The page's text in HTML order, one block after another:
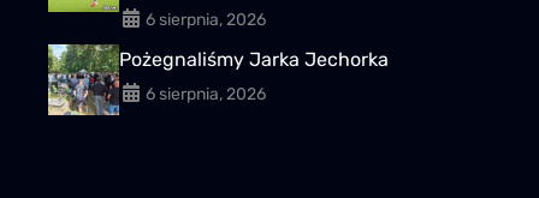
6 sierpnia, 2026
Pożegnaliśmy Jarka Jechorka
6 sierpnia, 2026